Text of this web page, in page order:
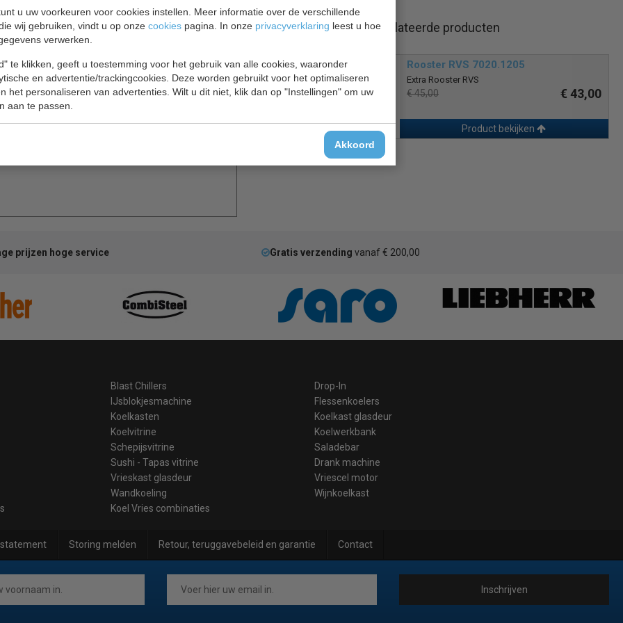
u uw voorkeuren voor cookies instellen. Meer informatie over de verschillende
wij gebruiken, vindt u op onze cookies pagina. In onze privacyverklaring leest u hoe
verwerken.
te klikken, geeft u toestemming voor het gebruik van alle cookies, waaronder
en advertentie/trackingcookies. Deze worden gebruikt voor het optimaliseren
het personaliseren van advertenties. Wilt u dit niet, klik dan op "Instellingen" om uw
aan te passen.
Akkoord
automatische ontdooiing, 6 roosters maat 2/1
met slot.
Gerelateerde producten
Rooster RVS 7020.1205
Extra Rooster RVS
€ 45,00 € 43,00
Product bekijken
prijzen hoge service Gratis verzending vanaf € 200,00
Blast Chillers
Drop-In
IJsblokjesmachine
Flessenkoelers
Koelkasten
Koelkast glasdeur
Koelvitrine
Koelwerkbank
Schepijsvitrine
Saladebar
Sushi - Tapas vitrine
Drank machine
Vrieskast glasdeur
Vriescel motor
Wandkoeling
Wijnkoelkast
Koel Vries combinaties
statement Storing melden Retour, teruggavebeleid en garantie Contact
Inschrijven